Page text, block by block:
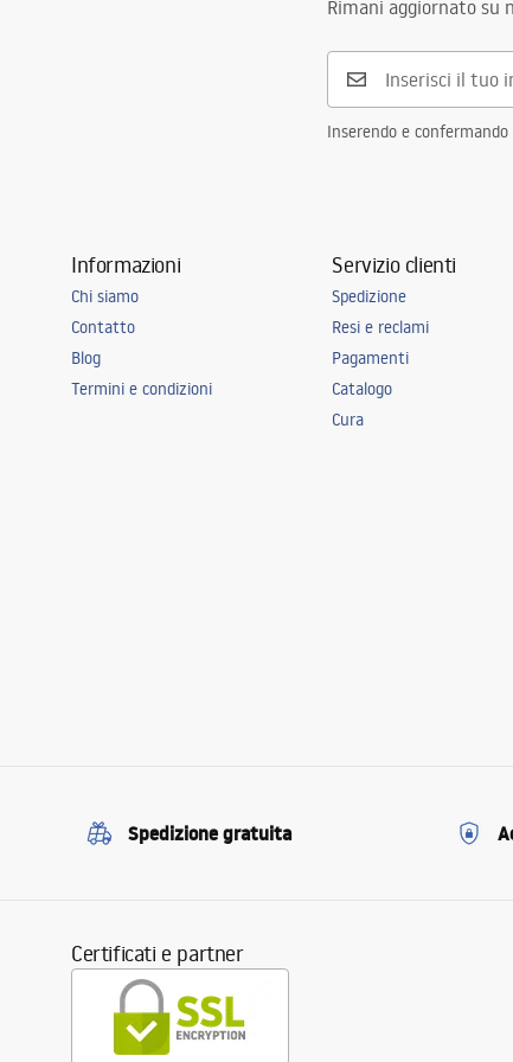
sorgente
Classe energetica
G
Classe di tenuta
Stanza
ufficio,
stanza
Rimani aggiornato su
Inserendo e
Informazioni
Chi siamo
Contatto
Blog
Termini e condizioni
Servizio clienti
Spedizione
Resi e reclami
Pagamenti
Catalogo
Cura
Spedizione gratuita
Certificati e partner